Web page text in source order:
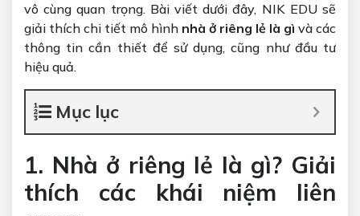
vô cùng quan trọng. Bài viết dưới đây, NIK EDU sẽ
giải thích chi tiết mô hình nhà ở riêng lẻ là gì và các
thông tin cần thiết để sử dụng, cũng như đầu tư
hiệu quả.
Mục lục
1. Nhà ở riêng lẻ là gì? Giải
thích các khái niệm liên